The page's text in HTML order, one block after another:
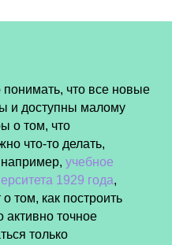
что все новые
и доступны малому
о том, что
что-то делать,
учебное
1929 года,
том, как построить
активно точное
только